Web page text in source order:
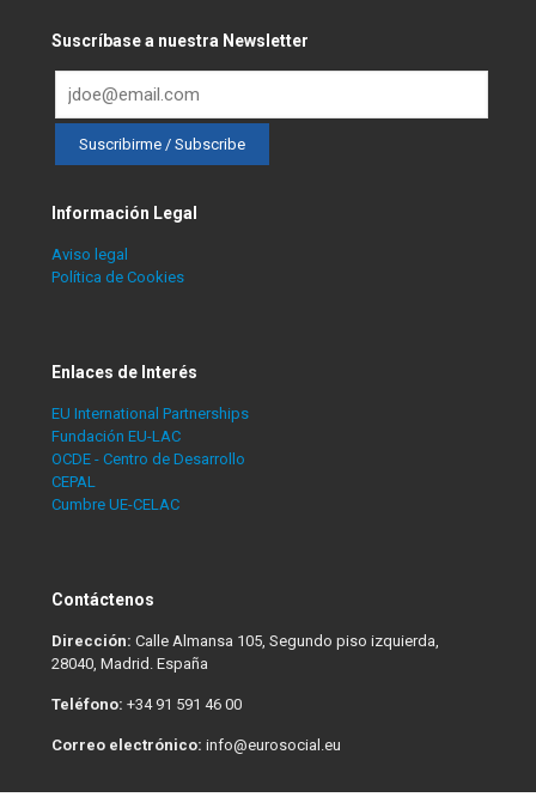
Suscríbase a nuestra Newsletter
Información Legal
Aviso legal
Política de Cookies
Enlaces de Interés
EU International Partnerships
Fundación EU-LAC
OCDE - Centro de Desarrollo
CEPAL
Cumbre UE-CELAC
Contáctenos
Dirección: Calle Almansa 105, Segundo piso izquierda,
28040, Madrid. España
Teléfono: +34 91 591 46 00
Correo electrónico: info@eurosocial.eu